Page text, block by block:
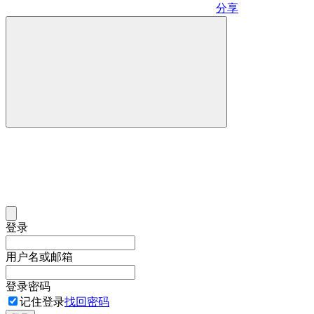
分享
登录
用户名或邮箱
登录密码
记住登录找回密码